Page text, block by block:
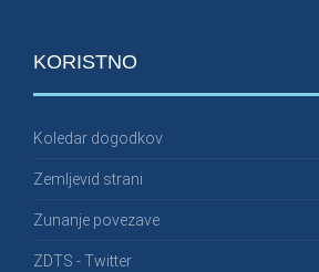
KORISTNO
Koledar dogodkov
Zemljevid strani
Zunanje povezave
ZDTS - Twitter